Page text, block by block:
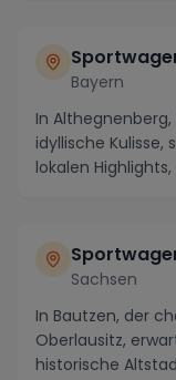
Bayern
In
idyllische Kulisse,
lokalen
Sachsen
In Bautzen, der
Oberlausitz,
historische